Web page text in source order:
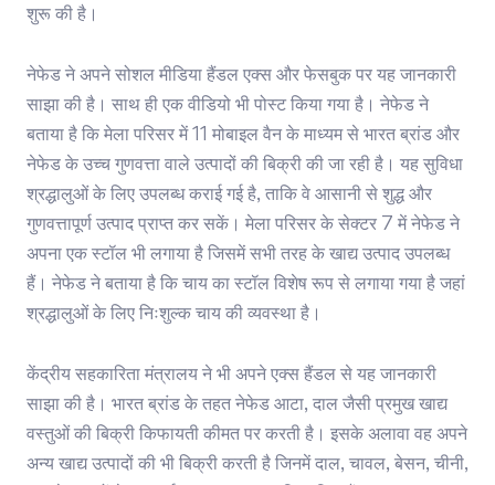
शुरू की है।
नेफेड ने अपने सोशल मीडिया हैंडल एक्स और फेसबुक पर यह जानकारी
साझा की है। साथ ही एक वीडियो भी पोस्ट किया गया है। नेफेड ने
बताया है कि मेला परिसर में 11 मोबाइल वैन के माध्यम से भारत ब्रांड और
नेफेड के उच्च गुणवत्ता वाले उत्पादों की बिक्री की जा रही है। यह सुविधा
श्रद्धालुओं के लिए उपलब्ध कराई गई है, ताकि वे आसानी से शुद्ध और
गुणवत्तापूर्ण उत्पाद प्राप्त कर सकें। मेला परिसर के सेक्टर 7 में नेफेड ने
अपना एक स्टॉल भी लगाया है जिसमें सभी तरह के खाद्य उत्पाद उपलब्ध
हैं। नेफेड ने बताया है कि चाय का स्टॉल विशेष रूप से लगाया गया है जहां
श्रद्धालुओं के लिए निःशुल्क चाय की व्यवस्था है।
केंद्रीय सहकारिता मंत्रालय ने भी अपने एक्स हैंडल से यह जानकारी
साझा की है। भारत ब्रांड के तहत नेफेड आटा, दाल जैसी प्रमुख खाद्य
वस्तुओं की बिक्री किफायती कीमत पर करती है। इसके अलावा वह अपने
अन्य खाद्य उत्पादों की भी बिक्री करती है जिनमें दाल, चावल, बेसन, चीनी,